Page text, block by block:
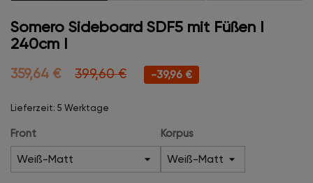
Somero Sideboard SDF5 mit Füßen I
240cm I
359,64 € 399,60 € -39,96 €
Lieferzeit: 5 Werktage
Front Korpus